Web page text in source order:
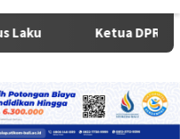
Ketua DPRD Badung Anom